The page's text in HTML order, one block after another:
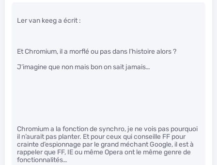
Ler van keeg a écrit :
Et Chromium, il a morflé ou pas dans l’histoire alors ?
J’imagine que non mais bon on sait jamais…
Chromium a la fonction de synchro, je ne vois pas pourquoi
il n’aurait pas planter. Et pour ceux qui conseille FF pour
crainte d’espionnage par le grand méchant Google, il est à
rappeler que FF, IE ou même Opera ont le même genre de
fonctionnalités…